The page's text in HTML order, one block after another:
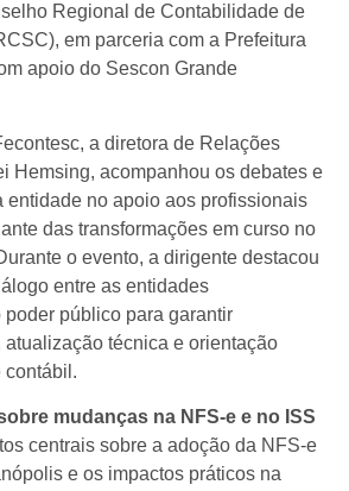
Regional de Contabilidade de
em parceria com a Prefeitura
apoio do Sescon Grande
a diretora de Relações
Hemsing, acompanhou os debates e
entidade no apoio aos profissionais
das transformações em curso no
o evento, a dirigente destacou
entre as entidades
poder público para garantir
técnica e orientação
contábil.
mudanças na NFS-e e no ISS
centrais sobre a adoção da NFS-e
e os impactos práticos na